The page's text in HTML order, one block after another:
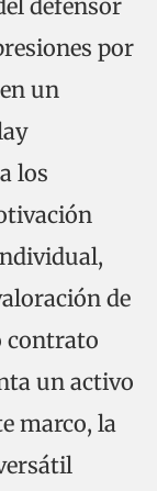
defensor
por
un
los
de
contrato
un activo
marco, la